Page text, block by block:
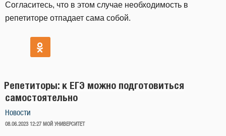
Согласитесь, что в этом случае необходимость в
репетиторе отпадает сама собой.
Репетиторы: к ЕГЭ можно подготовиться
самостоятельно
Новости
ОПУБЛИКОВАНО
08.06.2023 12:27 МОЙ УНИВЕРСИТЕТ